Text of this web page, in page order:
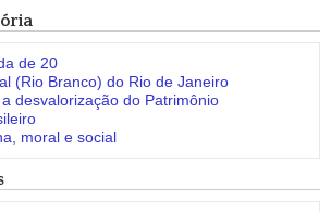
de 20
(Rio Branco) do Rio de Janeiro
desvalorização do Patrimônio
moral e social